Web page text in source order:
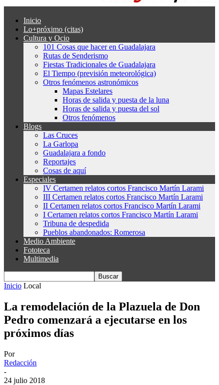
Inicio
Lo+próximo (citas)
Cultura y Ocio
101 Cosas que hacer en Guadalajara
Rutas de Senderismo
Fiestas Tradicionales de Guadalajara
El Tiempo (previsión meteorológica)
Otros fenómenos astronómicos
Mapas Estelares
Horas de salida y puesta de la luna
Horas de salida y puesta del sol
Otros fenómenos
Blogs
Las Cruces
La Garlopa
Guadalajara a fondo
Reportajes
Cosas de aquí
Especiales
IV Certamen relatos cortos Francisco Martín Larami
III Certamen relatos cortos Francisco Martín Larami
II Certamen relatos cortos Francisco Martín Larami
I Certamen relatos cortos Francisco Martín Larami
Tribuna de despedida
Pueblos abandonados: Romerosa
Medio Ambiente
Fototeca
Multimedia
Inicio Local
La remodelación de la Plazuela de Don
Pedro comenzará a ejecutarse en los
próximos días
Por
Redacción
-
24 julio 2018